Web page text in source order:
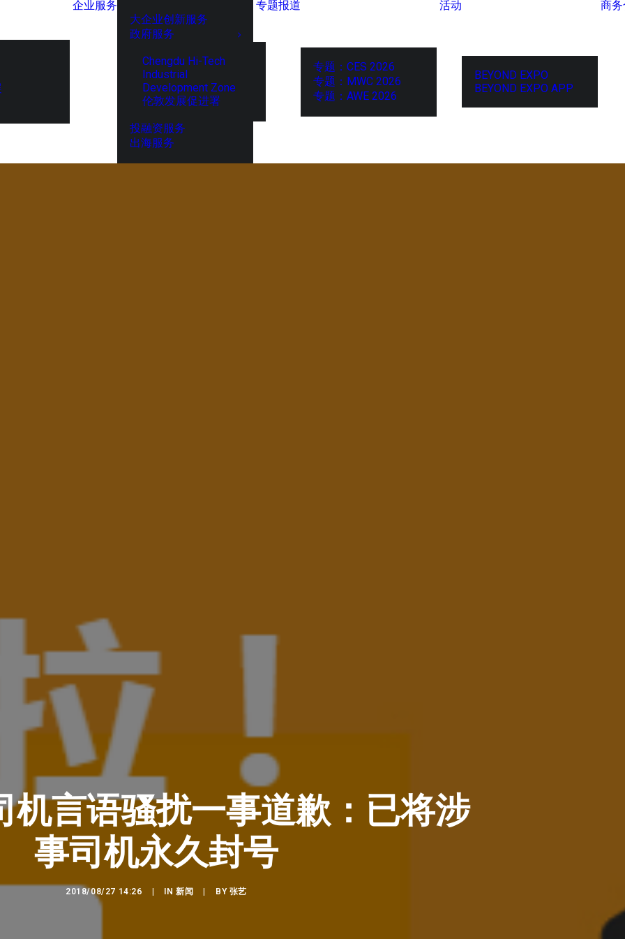
企业服务
大企业创新服务
政府服务
Chengdu Hi-Tech
Industrial
Development Zone
伦敦发展促进署
投融资服务
出海服务
专题报道
专题：CES 2026
专题：MWC 2026
专题：AWE 2026
活动
BEYOND EXPO
BEYOND EXPO APP
商
机言语骚扰一事道歉：已将涉
事司机永久封号
2018/08/27 14:26 IN新闻 BY 张艺